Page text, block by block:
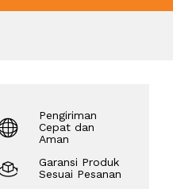
Pengiriman
Cepat dan
Aman
Garansi Produk
Sesuai Pesanan